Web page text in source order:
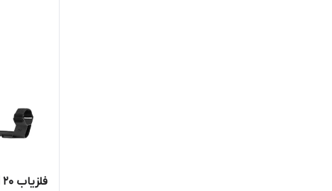
فلزیاب 20 Go Find گو فایند 20